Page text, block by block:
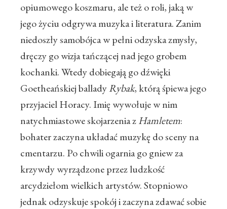
opiumowego koszmaru, ale też o roli, jaką w
jego życiu odgrywa muzyka i literatura. Zanim
niedoszły samobójca w pełni odzyska zmysły,
dręczy go wizja tańczącej nad jego grobem
kochanki. Wtedy dobiegają go dźwięki
Goetheańskiej balladyRybak, którą śpiewa jego
przyjaciel Horacy. Imię wywołuje w nim
natychmiastowe skojarzenia zHamletem:
bohater zaczyna układać muzykę do sceny na
cmentarzu. Po chwili ogarnia go gniew za
krzywdy wyrządzone przez ludzkość
arcydziełom wielkich artystów. Stopniowo
jednak odzyskuje spokój i zaczyna zdawać sobie